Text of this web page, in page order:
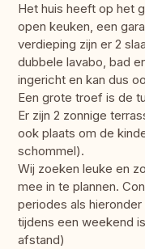
Het huis heeft op het
open keuken, een
verdieping zijn er 2
dubbele lavabo, bad
ingericht en kan dus
Een grote troef is de
Er zijn 2 zonnige
ook plaats om de
schommel).
Wij zoeken leuke en
mee in te plannen.
periodes als
tijdens een weekend
afstand)